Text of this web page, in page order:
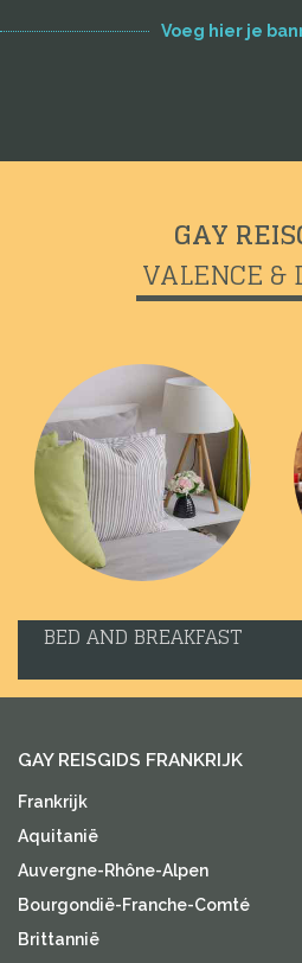
Voeg hier je
GAY
VALENCE &
BED AND BREAKFAST
GAY REISGIDS FRANKRIJK
Frankrijk
Aquitanië
Auvergne-Rhône-Alpen
Bourgondië-Franche-Comté
Brittannië